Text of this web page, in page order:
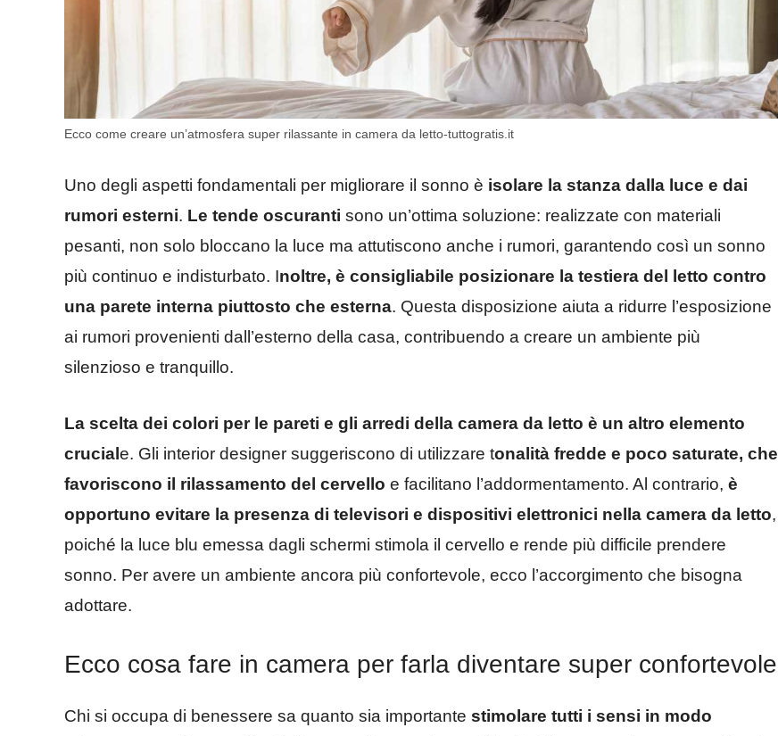
Ecco come creare un’atmosfera super rilassante in camera da letto-tuttogratis.it
Uno degli aspetti fondamentali per migliorare il sonno è isolare la stanza dalla luce e dai
rumori esterni. Le tende oscuranti sono un’ottima soluzione: realizzate con materiali
pesanti, non solo bloccano la luce ma attutiscono anche i rumori, garantendo così un sonno
più continuo e indisturbato. Inoltre, è consigliabile posizionare la testiera del letto contro
una parete interna piuttosto che esterna. Questa disposizione aiuta a ridurre l’esposizione
ai rumori provenienti dall’esterno della casa, contribuendo a creare un ambiente più
silenzioso e tranquillo.
La scelta dei colori per le pareti e gli arredi della camera da letto è un altro elemento
crucial e. Gli interior designer suggeriscono di utilizzare tonalità fredde e poco saturate, che
favoriscono il rilassamento del cervello e facilitano l’addormentamento. Al contrario, è
opportuno evitare la presenza di televisori e dispositivi elettronici nella camera da letto,
poiché la luce blu emessa dagli schermi stimola il cervello e rende più difficile prendere
sonno. Per avere un ambiente ancora più confortevole, ecco l’accorgimento che bisogna
adottare.
Ecco cosa fare in camera per farla diventare super confortevole
Chi si occupa di benessere sa quanto sia importante stimolare tutti i sensi in modo